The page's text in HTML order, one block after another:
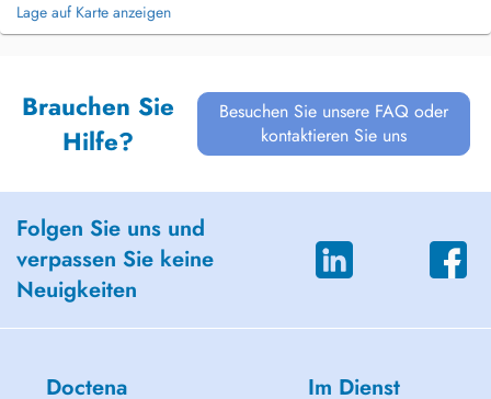
Lage auf Karte anzeigen
Brauchen Sie
Hilfe?
Besuchen Sie unsere FAQ oder
kontaktieren Sie uns
Folgen Sie uns und
verpassen Sie keine
Neuigkeiten
Doctena Im Dienst